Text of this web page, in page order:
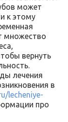
может
к этому
множество
вернуть
лечения
в
lecheniye-
про